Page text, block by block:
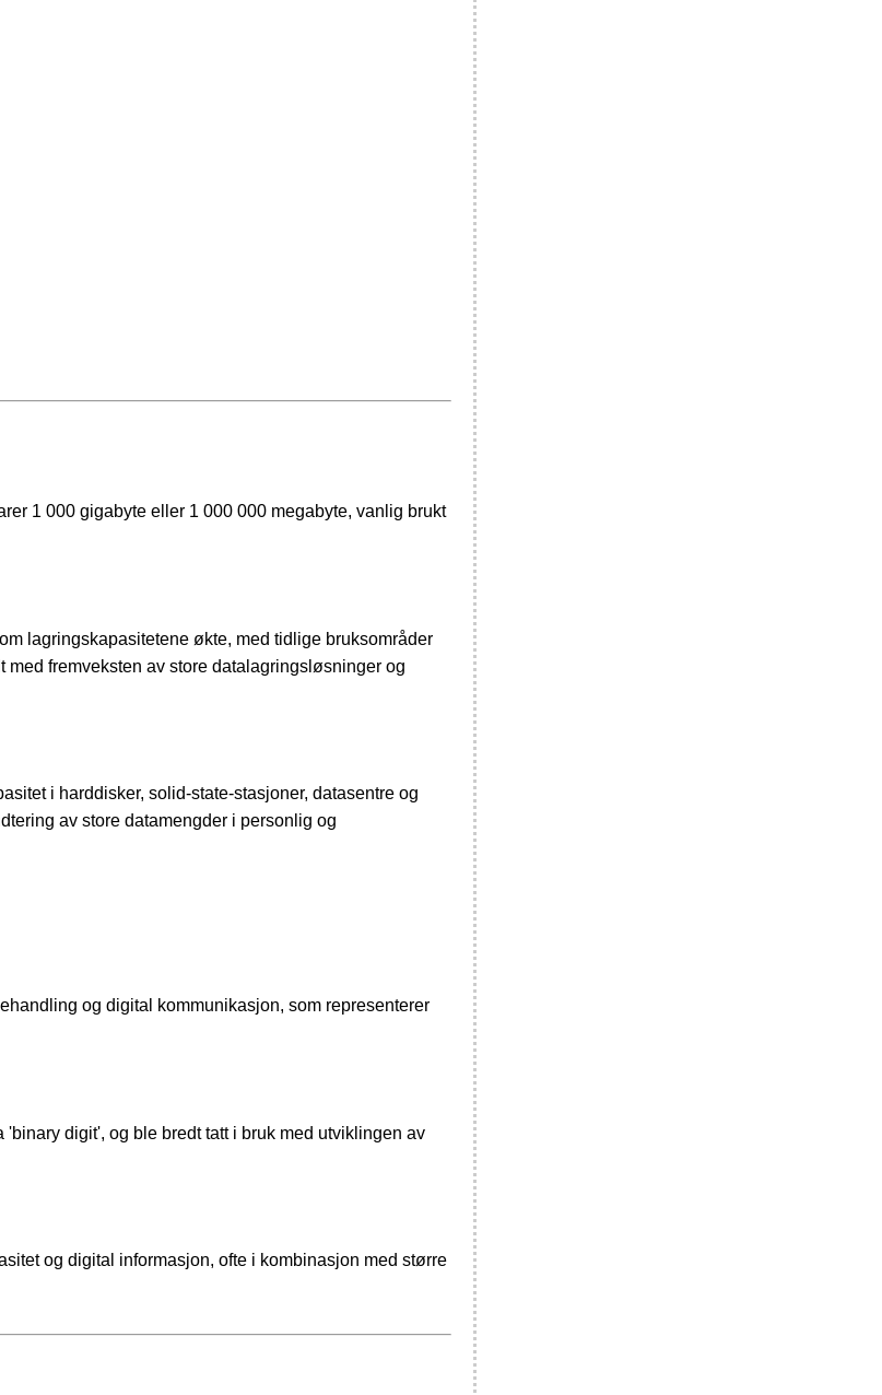
1 000 gigabyte eller 1 000 000 megabyte, vanlig brukt
lagringskapasitetene økte, med tidlige bruksområder
fremveksten av store datalagringsløsninger og
i harddisker, solid-state-stasjoner, datasentre og
av store datamengder i personlig og
og digital kommunikasjon, som representerer
digit', og ble bredt tatt i bruk med utviklingen av
og digital informasjon, ofte i kombinasjon med større